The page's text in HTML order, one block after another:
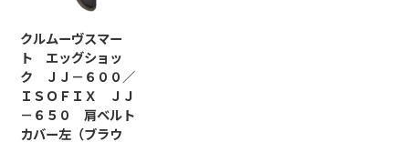
クルムーヴスマー
ト エッグショッ
ク ＪＪ－６００／
ＩＳＯＦＩＸ ＪＪ
－６５０ 肩ベルト
カバー左（ブラウ